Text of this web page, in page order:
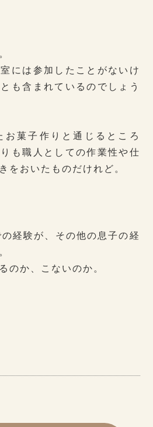
には参加したことがないけ
も含まれているのでしょう
お菓子作りと通じるところ
も職人としての作業性や仕
をおいたものだけれど。
経験が、その他の息子の経
のか、こないのか。